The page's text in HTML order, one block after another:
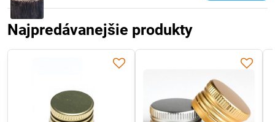
Najpredávanejšie produkty